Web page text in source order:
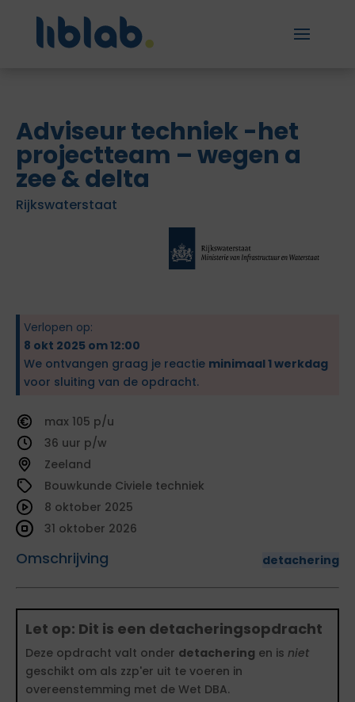
Adviseur techniek -het
projectteam – wegen a
zee & delta
Rijkswaterstaat
Verlopen op:
8 okt 2025 om 12:00
We ontvangen graag je reactie minimaal 1 werkdag
voor sluiting van de opdracht.
105
36
Zeeland
Bouwkunde Civiele techniek
Omschrijving detachering
8 oktober 2025
31 oktober 2026
Let op: Dit is een detacheringsopdracht
Deze opdracht valt onder detachering en is niet
geschikt om als zzp'er uit te voeren in
overeenstemming met de Wet DBA.